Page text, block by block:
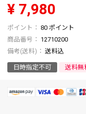
¥ 7,980
80 ポイント
商品番号
12710200
送料込
日時指定不可 送料無